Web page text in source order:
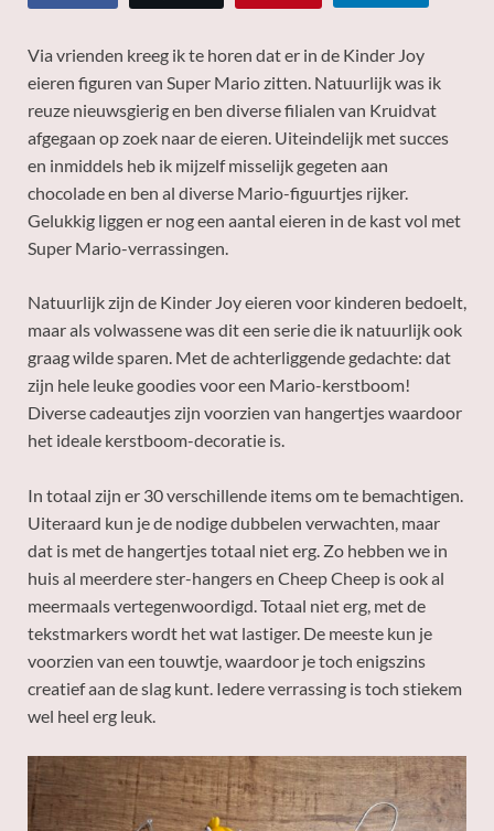
Via vrienden kreeg ik te horen dat er in de Kinder Joy
eieren figuren van Super Mario zitten. Natuurlijk was ik
reuze nieuwsgierig en ben diverse filialen van Kruidvat
afgegaan op zoek naar de eieren. Uiteindelijk met succes
en inmiddels heb ik mijzelf misselijk gegeten aan
chocolade en ben al diverse Mario-figuurtjes rijker.
Gelukkig liggen er nog een aantal eieren in de kast vol met
Super Mario-verrassingen.
Natuurlijk zijn de Kinder Joy eieren voor kinderen bedoelt,
maar als volwassene was dit een serie die ik natuurlijk ook
graag wilde sparen. Met de achterliggende gedachte: dat
zijn hele leuke goodies voor een Mario-kerstboom!
Diverse cadeautjes zijn voorzien van hangertjes waardoor
het ideale kerstboom-decoratie is.
In totaal zijn er 30 verschillende items om te bemachtigen.
Uiteraard kun je de nodige dubbelen verwachten, maar
dat is met de hangertjes totaal niet erg. Zo hebben we in
huis al meerdere ster-hangers en Cheep Cheep is ook al
meermaals vertegenwoordigd. Totaal niet erg, met de
tekstmarkers wordt het wat lastiger. De meeste kun je
voorzien van een touwtje, waardoor je toch enigszins
creatief aan de slag kunt. Iedere verrassing is toch stiekem
wel heel erg leuk.